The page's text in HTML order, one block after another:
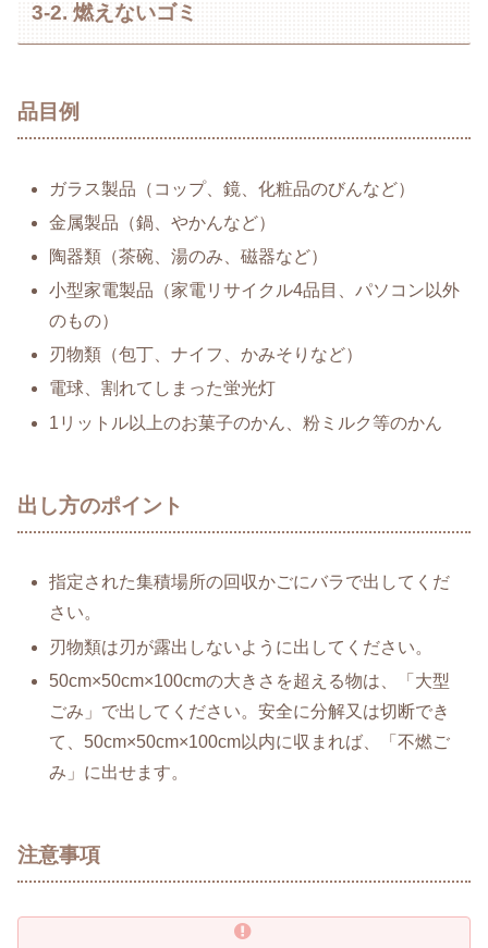
3-2. 燃えないゴミ
品目例
ガラス製品（コップ、鏡、化粧品のびんなど）
金属製品（鍋、やかんなど）
陶器類（茶碗、湯のみ、磁器など）
小型家電製品（家電リサイクル4品目、パソコン以外
のもの）
刃物類（包丁、ナイフ、かみそりなど）
電球、割れてしまった蛍光灯
1リットル以上のお菓子のかん、粉ミルク等のかん
出し方のポイント
指定された集積場所の回収かごにバラで出してくだ
さい。
刃物類は刃が露出しないように出してください。
50cm×50cm×100cmの大きさを超える物は、「大型
ごみ」で出してください。安全に分解又は切断でき
て、50cm×50cm×100cm以内に収まれば、「不燃ご
み」に出せます。
注意事項